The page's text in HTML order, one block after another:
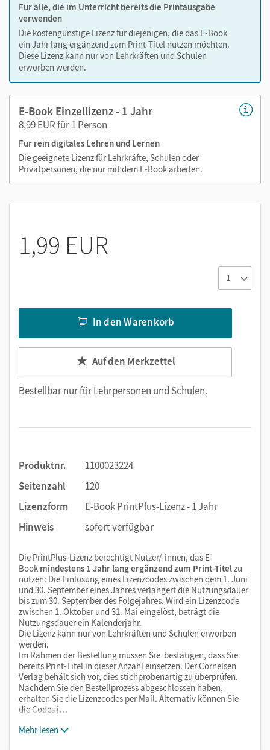
Zoomen
Für alle, die im Unterricht bereits die Printausgabe
verwenden
Die kostengünstige Lizenz für diejenigen, die das E-Book
ein Jahr lang ergänzend zum Print-Titel nutzen möchten.
Diese Lizenz kann nur von Lehrkräften und Schulen
erworben werden.
E-Book Einzellizenz - 1 Jahr
8,99 EUR für 1 Person
Für rein digitales Lehren und Lernen
Die geeignete Lizenz für Lehrkräfte, Schulen oder
Privatpersonen, die nur mit dem E-Book arbeiten.
1,99 EUR
In den Warenkorb
Auf den Merkzettel
Bestellbar nur fürLehrpersonen und Schulen.
Produktnr.
1100023224
Seitenzahl
120
Lizenzform
E-Book PrintPlus-Lizenz - 1 Jahr
Hinweis
sofort verfügbar
Die PrintPlus-Lizenz berechtigt Nutzer/-innen, das E-
Book mindestens 1 Jahr lang ergänzend zum Print-Titelzu
nutzen: Die Einlösung eines Lizenzcodes zwischen dem 1. Juni
und 30. September eines Jahres verlängert die Nutzungsdauer
bis zum 30. September des Folgejahres. Wird ein Lizenzcode
zwischen 1. Oktober und 31. Mai eingelöst, beträgt die
Nutzungsdauer ein Kalenderjahr.
Die Lizenz kann nur von Lehrkräften und Schulen erworben
werden.
Im Rahmen der Bestellung müssen Sie bestätigen, dass Sie
bereits Print-Titel in dieser Anzahl einsetzen. Der Cornelsen
Verlag behält sich vor, dies stichprobenartig zu überprüfen.
Nachdem Sie den Bestellprozess abgeschlossen haben,
erhalten Sie die Lizenzcodes per Mail. Alternativ können Sie
die Codes j…
Mehr lesen